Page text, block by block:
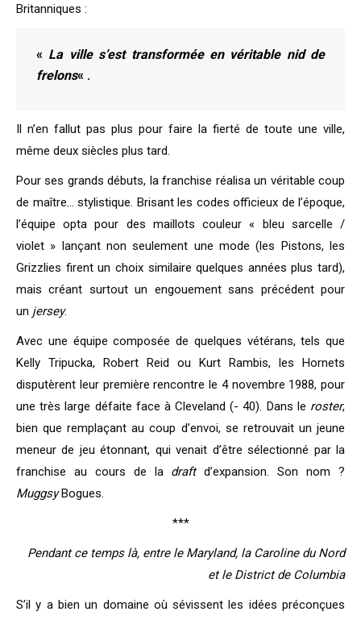
Britanniques :
« La ville s’est transformée en véritable nid de
frelons« .
Il n’en fallut pas plus pour faire la fierté de toute une ville,
même deux siècles plus tard.
Pour ses grands débuts, la franchise réalisa un véritable coup
de maître… stylistique. Brisant les codes officieux de l’époque,
l’équipe opta pour des maillots couleur « bleu sarcelle /
violet » lançant non seulement une mode (les Pistons, les
Grizzlies firent un choix similaire quelques années plus tard),
mais créant surtout un engouement sans précédent pour
un jersey.
Avec une équipe composée de quelques vétérans, tels que
Kelly Tripucka, Robert Reid ou Kurt Rambis, les Hornets
disputèrent leur première rencontre le 4 novembre 1988, pour
une très large défaite face à Cleveland (- 40). Dans le roster,
bien que remplaçant au coup d’envoi, se retrouvait un jeune
meneur de jeu étonnant, qui venait d’être sélectionné par la
franchise au cours de la draftd’expansion. Son nom ?
MuggsyBogues.
***
Pendant ce temps là, entre le Maryland, la Caroline du Nord
et le District de Columbia
S’il y a bien un domaine où sévissent les idées préconçues